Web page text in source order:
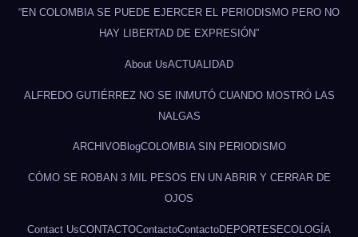
“EN COLOMBIA SE PUEDE EJERCER EL PERIODISMO PERO NO
HAY LIBERTAD DE EXPRESIÓN”
About UsACTUALIDAD
ALFREDO GUTIÉRREZ NO SE INMUTÓ CUANDO MOSTRÓ LAS
NALGAS
ARCHIVOBlogCOLOMBIA SIN PERIODISMO
CÓMO SE ROBAN 3 MIL PESOS EN UN ABRIR Y CERRAR DE
OJOS
Contact UsCONTACTOContactoContactoDEPORTES ECOLOGÍA